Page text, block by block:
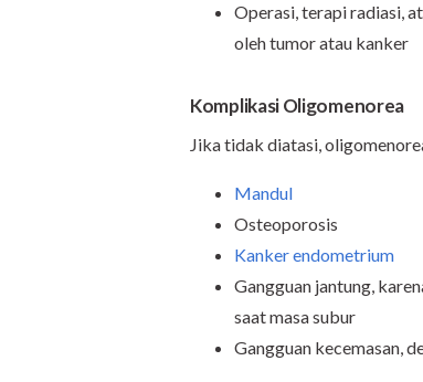
Operasi, terapi radiasi,
oleh tumor atau kanker
Komplikasi Oligomenorea
Jika tidak diatasi,
Mandul
Osteoporosis
Kanker endometrium
Gangguan jantung,
saat masa subur
Gangguan kecemasan,